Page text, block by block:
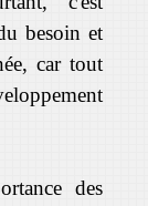
besoin et
car tout
des